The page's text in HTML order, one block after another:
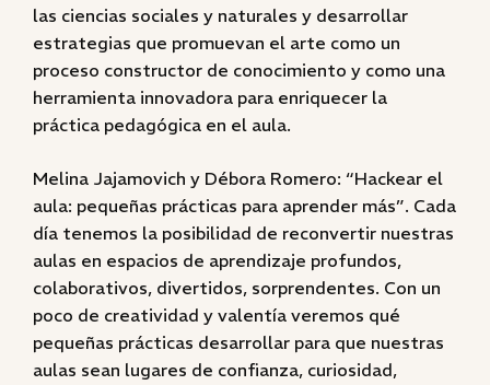
las ciencias sociales y naturales y desarrollar
estrategias que promuevan el arte como un
proceso constructor de conocimiento y como una
herramienta innovadora para enriquecer la
práctica pedagógica en el aula.
Melina Jajamovich y Débora Romero: “Hackear el
aula: pequeñas prácticas para aprender más”. Cada
día tenemos la posibilidad de reconvertir nuestras
aulas en espacios de aprendizaje profundos,
colaborativos, divertidos, sorprendentes. Con un
poco de creatividad y valentía veremos qué
pequeñas prácticas desarrollar para que nuestras
aulas sean lugares de confianza, curiosidad,